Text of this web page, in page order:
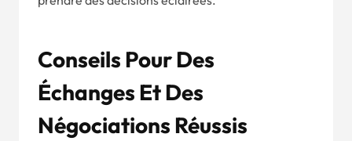
Conseils Pour Des
Échanges Et Des
Négociations Réussis